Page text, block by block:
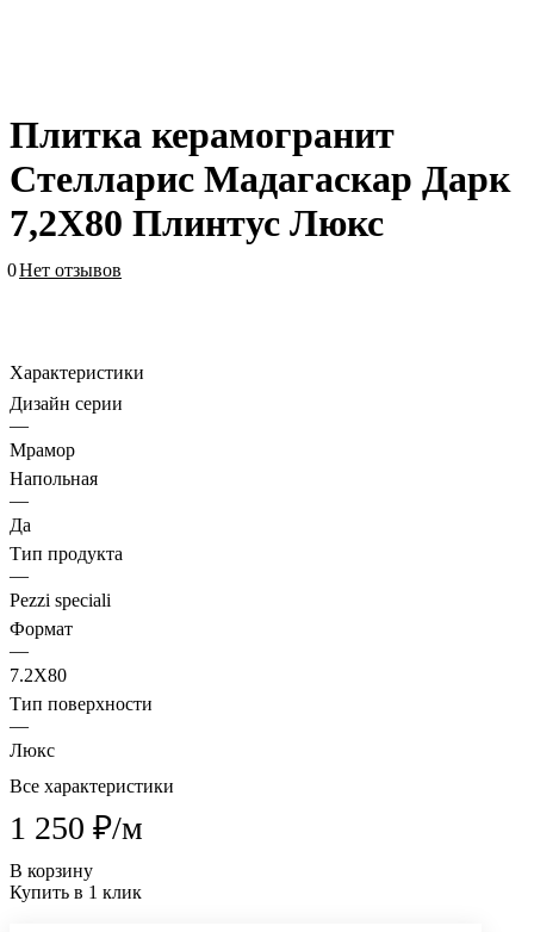
Плитка керамогранит
Стелларис Мадагаскар Дарк
7,2X80 Плинтус Люкс
0Нет отзывов
Характеристики
Дизайн серии
—
Мрамор
Напольная
—
Да
Тип продукта
—
Pezzi speciali
Формат
—
7.2X80
Тип поверхности
—
Люкс
Все характеристики
1 250 ₽/м
В корзину
Купить в 1 клик